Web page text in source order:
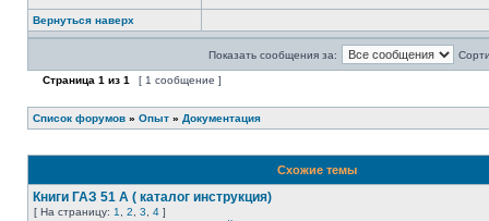
Вернуться наверх
Показать сообщения за:
Страница 1 из 1 [ 1 сообщение ]
Список форумов » Опыт » Документация
Схожие темы
Книги ГАЗ 51 А ( каталог инструкция)
[ На страницу: 1 2 3 4 ]